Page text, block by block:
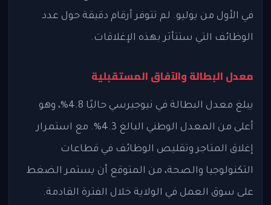
في الأول من يوليو. لم تتوفر أرقام دقيقة حول عدد
الوظائف التي ستتأثر بهذه الإغلاقات.
معدل البطالة والآفاق المستقبلية
يبلغ معدل البطالة في نيوجيرسي حاليًا 4.8%، وهو
أعلى من المعدل الوطني البالغ 4.3%. مع استمرار
إغلاق المتاجر وتقليص الوظائف في قطاعات
التكنولوجيا والصحة، من المتوقع أن يستمر الضغط
على سوق العمل في الولاية خلال الفترة القادمة.